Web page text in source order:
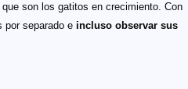
son los gatitos en crecimiento. Con
por separado e incluso observar sus